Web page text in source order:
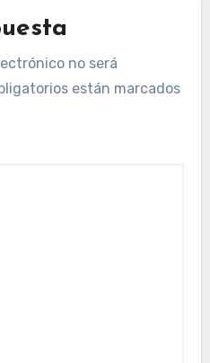
no será
están marcados